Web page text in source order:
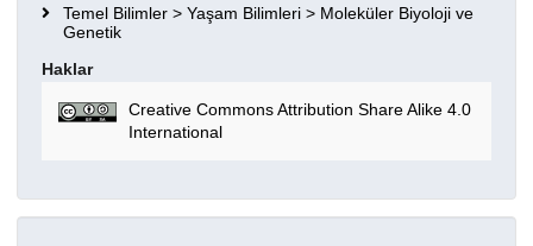
Temel Bilimler > Yaşam Bilimleri > Moleküler Biyoloji ve
Genetik
Haklar
Creative Commons Attribution Share Alike 4.0
International